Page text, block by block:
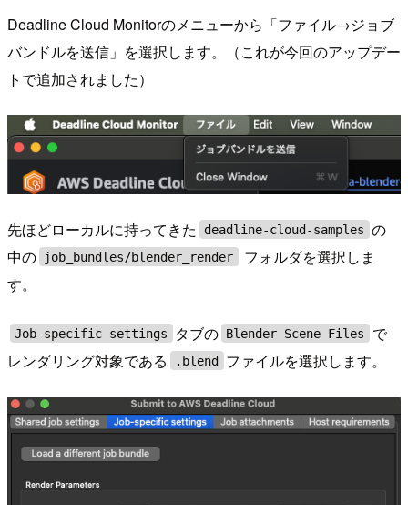
Deadline Cloud Monitorのメニューから「ファイル→ジョブ
バンドルを送信」を選択します。（これが今回のアップデー
トで追加されました）
先ほどローカルに持ってきた deadline-cloud-samples の
中の
job_bundles/blender_render
フォルダを選択しま
す。
Job-specific settings タブの Blender Scene Files
で
レンダリング対象である
.blend ファイルを選択します。